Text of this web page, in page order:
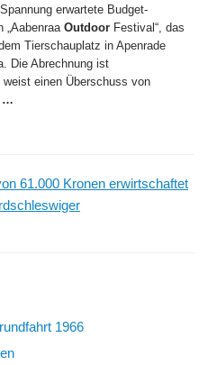
erwartete Budget-
„AabenraaOutdoor Festival“, das
Tierschauplatz in Apenrade
Die Abrechnung ist
einen Überschuss von
…
61.000 Kronen erwirtschaftet
1966